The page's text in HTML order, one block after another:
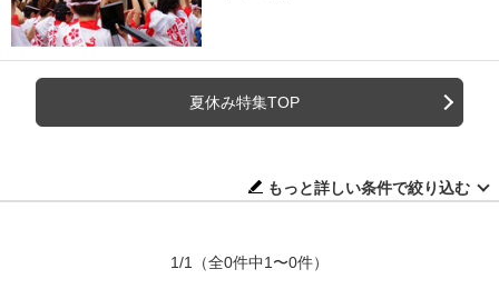
夏休み特集TOP
もっと詳しい条件で絞り込む
1/1 （全0件中1〜0件）